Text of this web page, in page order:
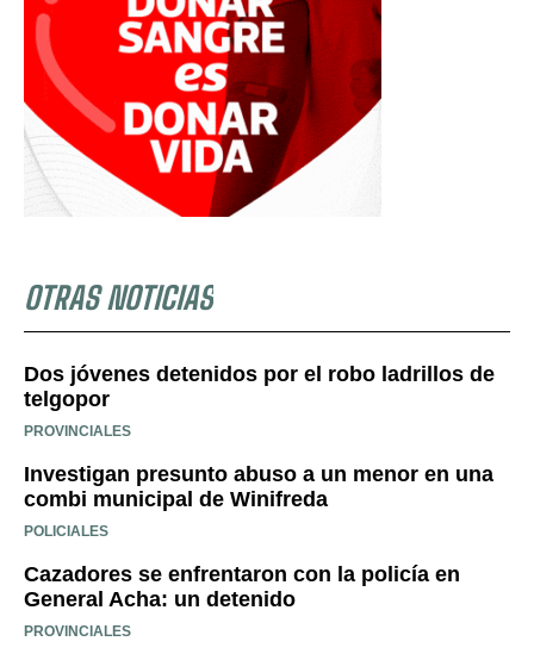
OTRAS NOTICIAS
Dos jóvenes detenidos por el robo ladrillos de
telgopor
PROVINCIALES
Investigan presunto abuso a un menor en una
combi municipal de Winifreda
POLICIALES
Cazadores se enfrentaron con la policía en
General Acha: un detenido
PROVINCIALES